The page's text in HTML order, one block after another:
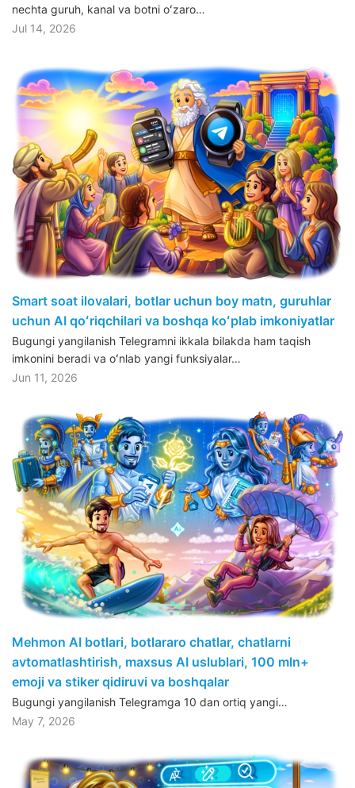
nechta guruh, kanal va botni oʻzaro…
Jul 14, 2026
Smart soat ilovalari, botlar uchun boy matn, guruhlar
uchun AI qoʻriqchilari va boshqa koʻplab imkoniyatlar
Bugungi yangilanish Telegramni ikkala bilakda ham taqish
imkonini beradi va oʻnlab yangi funksiyalar…
Jun 11, 2026
Mehmon AI botlari, botlararo chatlar, chatlarni
avtomatlashtirish, maxsus AI uslublari, 100 mln+
emoji va stiker qidiruvi va boshqalar
Bugungi yangilanish Telegramga 10 dan ortiq yangi…
May 7, 2026